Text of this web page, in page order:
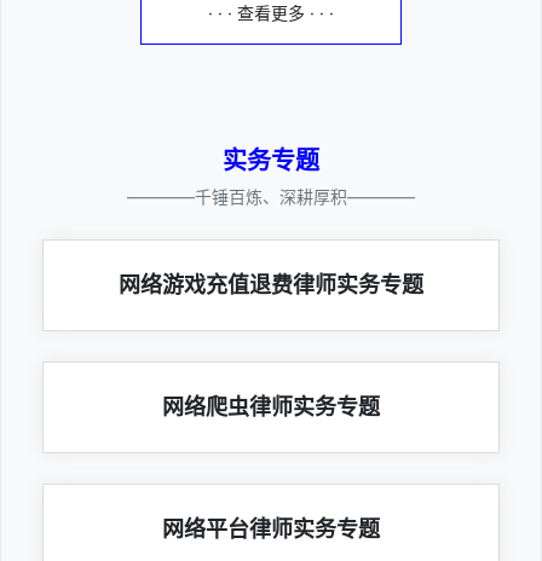
· · · 查看更多 · · ·
实务专题
————千锤百炼、深耕厚积————
网络游戏充值退费律师实务专题
网络爬虫律师实务专题
网络平台律师实务专题